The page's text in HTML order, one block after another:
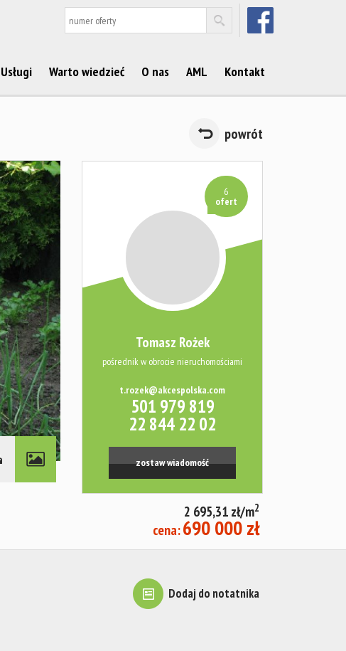
FACEBOOK
Usługi Warto wiedzieć O nas AML Kontakt
powrót
6
ofert
Tomasz Rożek
pośrednik w obrocie nieruchomościami
t.rozek@akcespolska.com
501 979 819
22 844 22 02
zostaw wiadomość
2 695,31 zł/m2
cena:690 000 zł
Dodaj do notatnika